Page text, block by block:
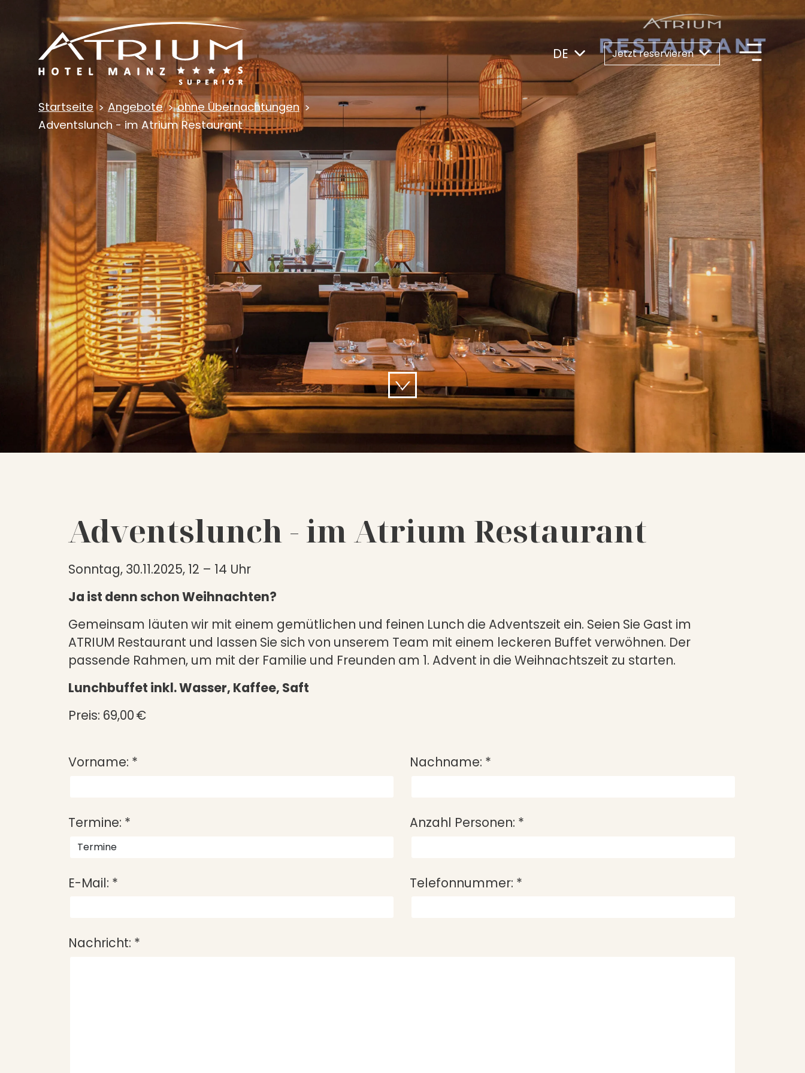
DE Jetzt reservieren
Startseite Angebote
ohne Übernachtungen
Adventslunch - im Atrium Restaurant
Adventslunch - im Atrium Restaurant
Sonntag, 30.11.2025, 12 – 14 Uhr
Ja ist denn schon Weihnachten?
Gemeinsam läuten wir mit einem gemütlichen und feinen Lunch die Adventszeit ein. Seien Sie Gast im
ATRIUM Restaurant und lassen Sie sich von unserem Team mit einem leckeren Buffet verwöhnen. Der
passende Rahmen, um mit der Familie und Freunden am 1. Advent in die Weihnachtszeit zu starten.
Lunchbuffet inkl. Wasser, Kaffee, Saft
Preis: 69,00 €
Vorname: * Nachname: *
Termine: * Anzahl Personen: *
E-Mail: * Telefonnummer: *
Nachricht: *